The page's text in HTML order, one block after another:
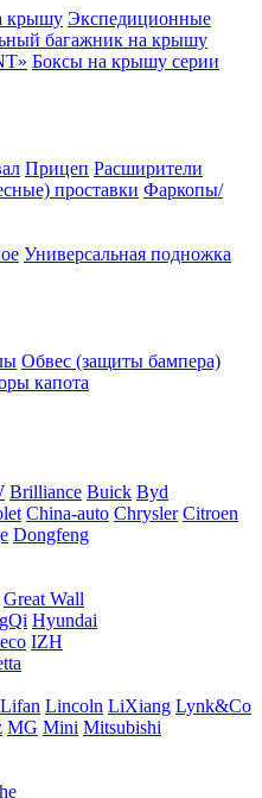
крышу Экспедиционные
багажник на крышу
Боксы на крышу серии
Прицеп Расширители
проставки Фаркопы/
Универсальная подножка
Обвес (защиты бампера)
капота
Brilliance Buick Byd
China-auto Chrysler Citroen
Dongfeng
Great Wall
Hyundai
IZH
Lifan Lincoln LiXiang Lynk&Co
MG Mini Mitsubishi